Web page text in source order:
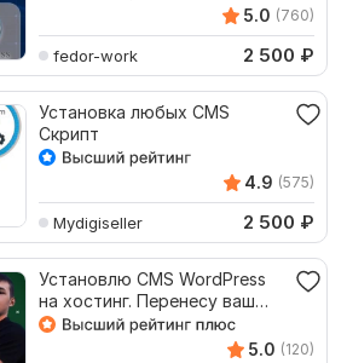
5.0 (760)
fedor-work 2 500 ₽
Установка любых CMS
Скрипт
4.9 (575)
Mydigiseller 2 500 ₽
Установлю CMS WordPress
на хостинг. Перенесу ваш
сайт с хоста на хост
5.0 (120)